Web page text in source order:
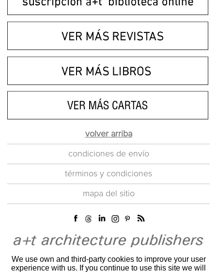
volver arriba
condiciones de envío
términos y condiciones
mapa del sitio
We use own and third-party cookies to improve your user
experience with us. If you continue to use this site we will